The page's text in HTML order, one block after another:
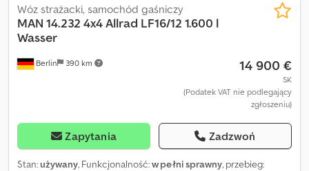
Berlin 390 km
Wóz strażacki, samochód gaśniczy
MAN 14.232 4x4 Allrad LF16/12 1.600 l
Wasser
14 900 €
SK
(Podatek VAT nie podlegający
zgłoszeniu)
Zapytania Zadzwoń
Stan:używany, Funkcjonalność:w pełni sprawny, przebieg: